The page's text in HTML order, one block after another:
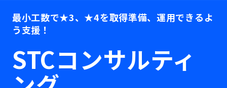
最小工数で★3、★4を取得準備、運用できるよ
う支援！
STCコンサルティ